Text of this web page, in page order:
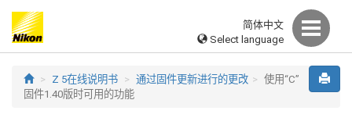
简体中文
Select language
Z 5在线说明书 通过固件更新进行的更改
使用“C”
固件1.40版时可用的功能